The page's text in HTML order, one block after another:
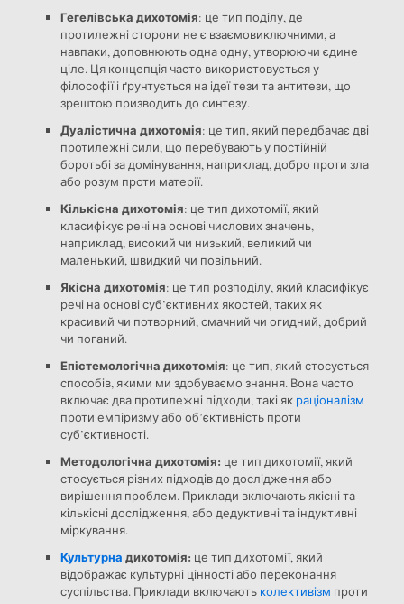
Гегелівська дихотомія: це тип поділу, де
протилежні сторони не є взаємовиключними, а
навпаки, доповнюють одна одну, утворюючи єдине
ціле. Ця концепція часто використовується у
філософії і ґрунтується на ідеї тези та антитези, що
зрештою призводить до синтезу.
Дуалістична дихотомія: це тип, який передбачає дві
протилежні сили, що перебувають у постійній
боротьбі за домінування, наприклад, добро проти зла
або розум проти матерії.
Кількісна дихотомія: це тип дихотомії, який
класифікує речі на основі числових значень,
наприклад, високий чи низький, великий чи
маленький, швидкий чи повільний.
Якісна дихотомія: це тип розподілу, який класифікує
речі на основі суб’єктивних якостей, таких як
красивий чи потворний, смачний чи огидний, добрий
чи поганий.
Епістемологічна дихотомія: це тип, який стосується
способів, якими ми здобуваємо знання. Вона часто
включає два протилежні підходи, такі як раціоналізм
проти емпіризму або об’єктивність проти
суб’єктивності.
Методологічна дихотомія: це тип дихотомії, який
стосується різних підходів до дослідження або
вирішення проблем. Приклади включають якісні та
кількісні дослідження, або дедуктивні та індуктивні
міркування.
Культурна дихотомія: це тип дихотомії, який
відображає культурні цінності або переконання
суспільства. Приклади включають колективізм проти